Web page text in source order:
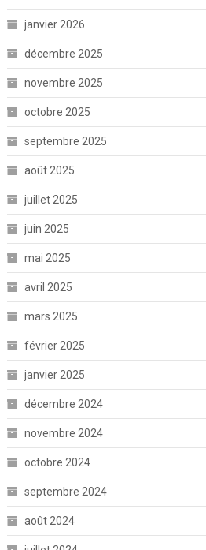
janvier 2026
décembre 2025
novembre 2025
octobre 2025
septembre 2025
août 2025
juillet 2025
juin 2025
mai 2025
avril 2025
mars 2025
février 2025
janvier 2025
décembre 2024
novembre 2024
octobre 2024
septembre 2024
août 2024